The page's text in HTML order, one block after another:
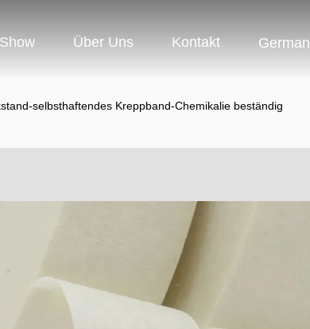
Über Uns Kontakt German
selbsthaftendes Kreppband-Chemikalie beständig